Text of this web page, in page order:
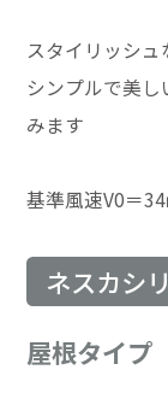
スタイリッシュ
シンプルで美
みます
基準風速V0＝
ネスカシ
屋根タイプ